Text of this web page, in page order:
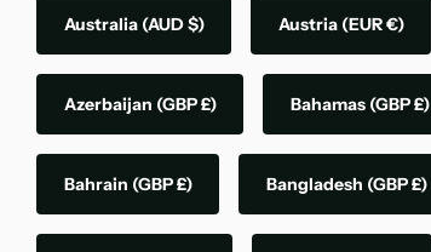
Australia (AUD $) Austria (EUR €)
Azerbaijan (GBP £) Bahamas (GBP £)
Bahrain (GBP £) Bangladesh (GBP £)